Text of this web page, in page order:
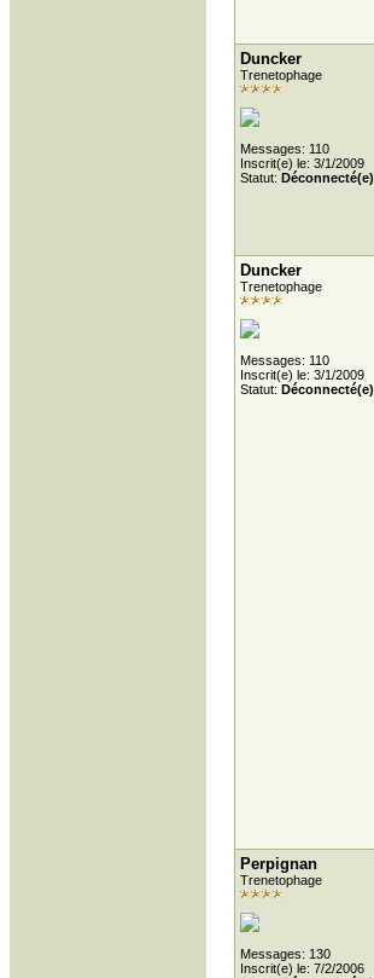
Duncker
Trenetophage
Messages: 110
Inscrit(e) le: 3/1/2009
Statut: Déconnecté(e)
Duncker
Trenetophage
Messages: 110
Inscrit(e) le: 3/1/2009
Statut: Déconnecté(e)
Perpignan
Trenetophage
Messages: 130
Inscrit(e) le: 7/2/2006